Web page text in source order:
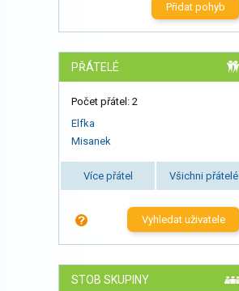
Přidat pohyb
PŘÁTELÉ
Počet přátel: 2
Elfka
Misanek
Více přátel Všichni přátelé
Vyhledat uživatele
STOB SKUPINY